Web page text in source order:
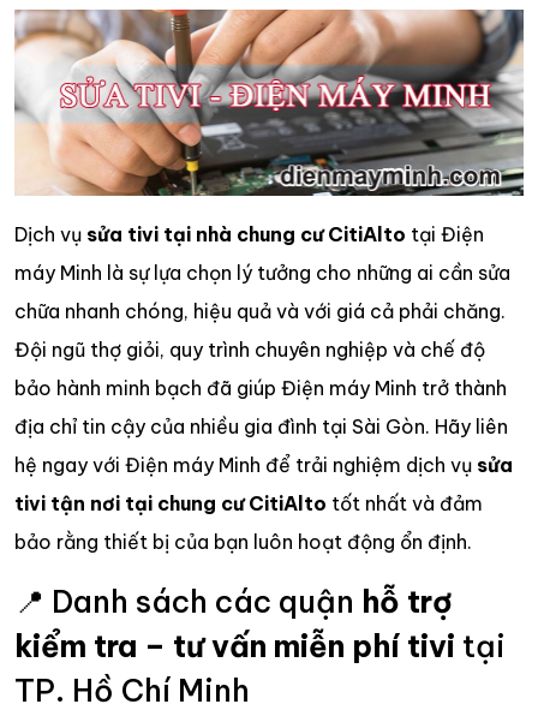
Dịch vụ sửa tivi tại nhà chung cư CitiAlto tại Điện
máy Minh là sự lựa chọn lý tưởng cho những ai cần sửa
chữa nhanh chóng, hiệu quả và với giá cả phải chăng.
Đội ngũ thợ giỏi, quy trình chuyên nghiệp và chế độ
bảo hành minh bạch đã giúp Điện máy Minh trở thành
địa chỉ tin cậy của nhiều gia đình tại Sài Gòn. Hãy liên
hệ ngay với Điện máy Minh để trải nghiệm dịch vụ sửa
tivi tận nơi tại chung cư CitiAlto tốt nhất và đảm
bảo rằng thiết bị của bạn luôn hoạt động ổn định.
📍 Danh sách các quận hỗ trợ
kiểm tra – tư vấn miễn phí tivi tại
TP. Hồ Chí Minh